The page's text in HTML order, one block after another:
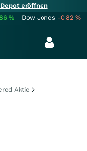
eröffnen
% Dow Jones -0,82%
Aktie